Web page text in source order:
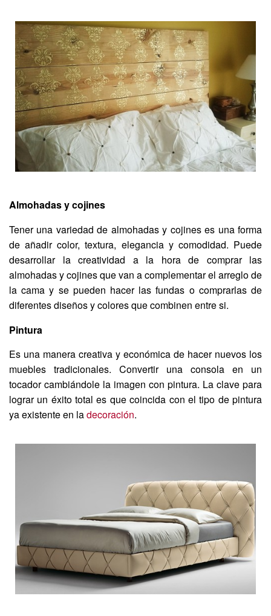
Almohadas y cojines
Tener una variedad de almohadas y cojines es una forma
de añadir color, textura, elegancia y comodidad. Puede
desarrollar la creatividad a la hora de comprar las
almohadas y cojines que van a complementar el arreglo de
la cama y se pueden hacer las fundas o comprarlas de
diferentes diseños y colores que combinen entre si.
Pintura
Es una manera creativa y económica de hacer nuevos los
muebles tradicionales. Convertir una consola en un
tocador cambiándole la imagen con pintura. La clave para
lograr un éxito total es que coincida con el tipo de pintura
ya existente en ladecoración.